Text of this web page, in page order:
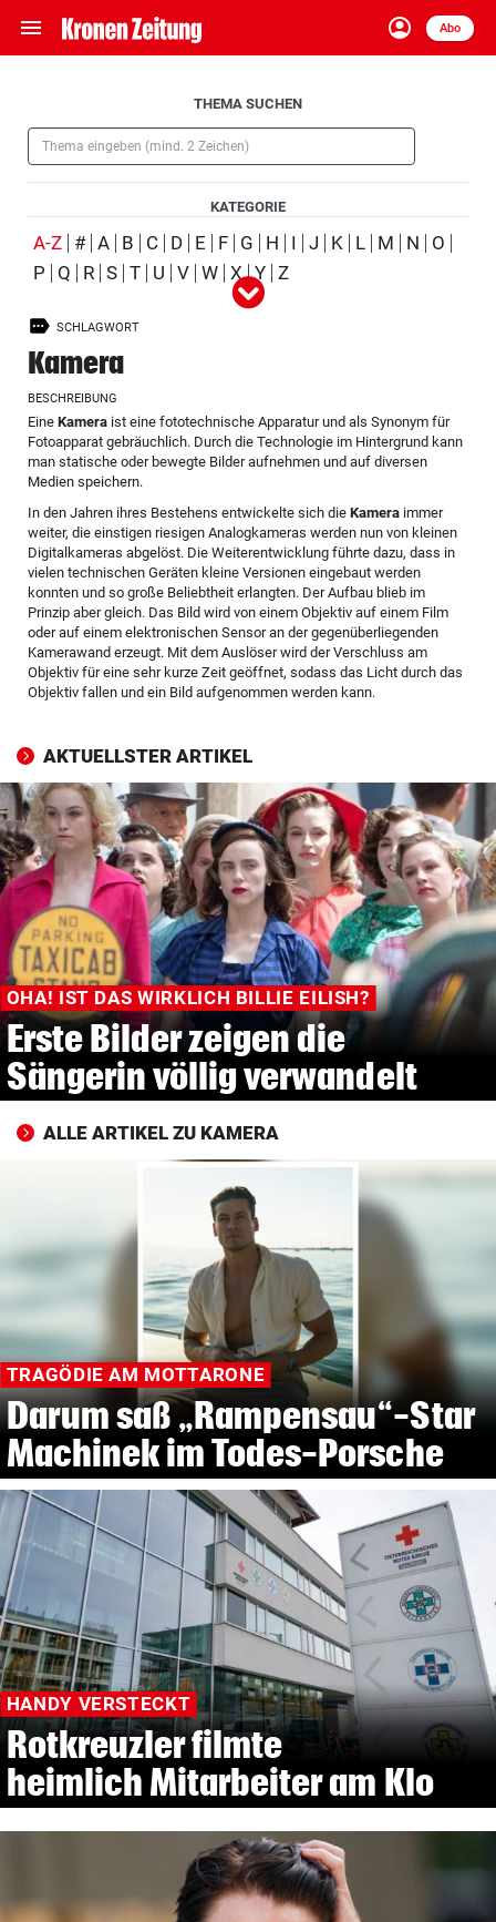
menu Navigation
ein-/ausklappen
account_circle
Anmelden
Abo
close Schließen
account_circle
arrow_right
pin_drop
Wien arrow_rightBundesland
Suchbegriff
eingeben
© Krone Multimedia GmbH & Co KG 2026
Muthgasse 2, 1190 Wien
THEMA SUCHEN
KATEGORIE
Alle
(ausgewählt)
Person Ort
A-Z(ausgewählt)
# A B C D E F G H I J K L M N
O
P
Q R S T U V W X Y Z
SCHLAGWORT
Kamera
BESCHREIBUNG
Eine Kamera ist eine fototechnische Apparatur und als Synonym für
Fotoapparat gebräuchlich. Durch die Technologie im Hintergrund kann
man statische oder bewegte Bilder aufnehmen und auf diversen
Medien speichern.
In den Jahren ihres Bestehens entwickelte sich die Kamera immer
weiter, die einstigen riesigen Analogkameras werden nun von kleinen
Digitalkameras abgelöst. Die Weiterentwicklung führte dazu, dass in
vielen technischen Geräten kleine Versionen eingebaut werden
konnten und so große Beliebtheit erlangten. Der Aufbau blieb im
Prinzip aber gleich. Das Bild wird von einem Objektiv auf einem Film
oder auf einem elektronischen Sensor an der gegenüberliegenden
Kamerawand erzeugt. Mit dem Auslöser wird der Verschluss am
Objektiv für eine sehr kurze Zeit geöffnet, sodass das Licht durch das
Objektiv fallen und ein Bild aufgenommen werden kann.
AKTUELLSTER ARTIKEL
OHA! IST DAS WIRKLICH BILLIE EILISH?
Erste Bilder zeigen die
Sängerin völlig verwandelt
ALLE ARTIKEL ZU KAMERA
TRAGÖDIE AM MOTTARONE
Darum saß „Rampensau“-Star
Machinek im Todes-Porsche
HANDY VERSTECKT
Rotkreuzler filmte
heimlich Mitarbeiter am Klo